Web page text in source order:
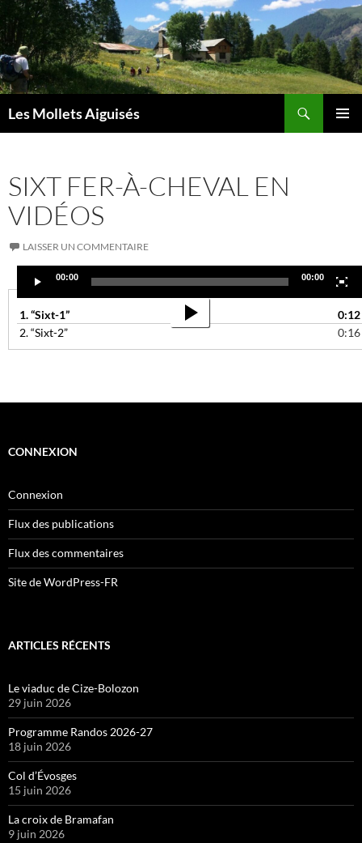
Aller
au
contenu
Les Mollets Aiguisés
SIXT FER-À-CHEVAL EN
VIDÉOS
LAISSER UN COMMENTAIRE
vidéo
00:00 00:00
1.“Sixt-1”
0:12
2.“Sixt-2” 0:16
CONNEXION
Connexion
Flux des publications
Flux des commentaires
Site de WordPress-FR
ARTICLES RÉCENTS
Le viaduc de Cize-Bolozon
29 juin 2026
Programme Randos 2026-27
18 juin 2026
Col d’Évosges
15 juin 2026
La croix de Bramafan
9 juin 2026